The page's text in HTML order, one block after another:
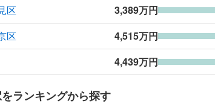
区 3,389万円
区 4,515万円
4,439万円
ランキングから探す